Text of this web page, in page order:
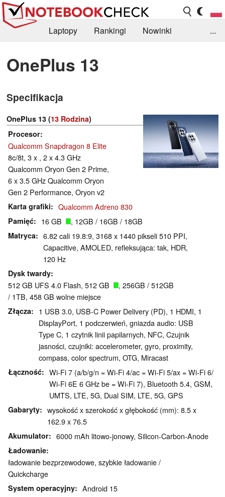
Laptopy Rankingi
Nowinki
...
OnePlus 13
Specifikacja
OnePlus 13 (13 Rodzina)
Procesor
Qualcomm Snapdragon 8 Elite
8c/8t, 3 x , 2 x 4.3 GHz
Qualcomm Oryon Gen 2 Prime,
6 x 3.5 GHz Qualcomm Oryon
Gen 2 Performance, Oryon v2
Karta grafiki Qualcomm Adreno 830
Pamięć 16 GB , 12GB / 16GB / 18GB
Matryca
6.82 cali 19.8:9, 3168 x 1440 pikseli 510 PPI,
Capacitive, AMOLED, refleksująca: tak, HDR,
120 Hz
Dysk twardy
512 GB UFS 4.0 Flash, 512 GB
, 256GB / 512GB
/ 1TB, 458 GB wolne miejsce
Złącza
1 USB 3.0, USB-C Power Delivery (PD), 1 HDMI, 1
DisplayPort, 1 podczerwień, gniazda audio: USB
Type C, 1 czytnik linii papilarnych, NFC, Czujnik
jasności, czujniki: accelerometer, gyro, proximity,
compass, color spectrum, OTG, Miracast
Łączność
Wi-Fi 7 (a/b/g/n = Wi-Fi 4/ac = Wi-Fi 5/ax = Wi-Fi 6/
Wi-Fi 6E 6 GHz be = Wi-Fi 7), Bluetooth 5.4, GSM,
UMTS, LTE, 5G, Dual SIM, LTE, 5G, GPS
Gabaryty
wysokość x szerokość x głębokość (mm): 8.5 x
162.9 x 76.5
Akumulator 6000 mAh litowo-jonowy, Silicon-Carbon-Anode
Ładowanie
ładowanie bezprzewodowe, szybkie ładowanie /
Quickcharge
System operacyjny Android 15